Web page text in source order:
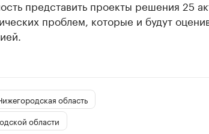
представить проекты решения 25
проблем, которые и будут
область
области